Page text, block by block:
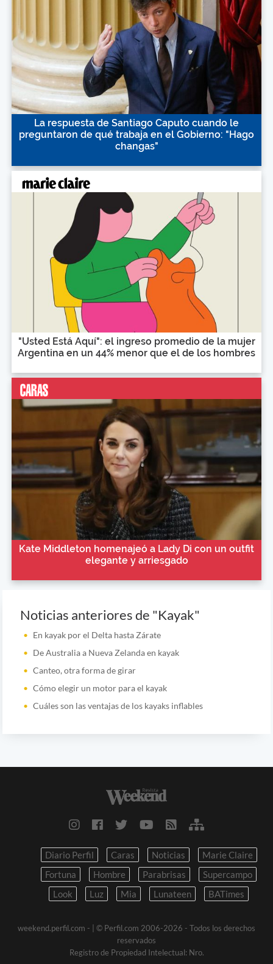
La respuesta de Santiago Caputo cuando le
preguntaron de qué trabaja en el Gobierno: "Hago
changas"
"Usted Está Aquí": el ingreso promedio de la mujer
Argentina en un 44% menor que el de los hombres
Kate Middleton homenajeó a Lady Di con un outfit
elegante y arriesgado
Noticias anteriores de "Kayak"
En kayak por el Delta hasta Zárate
De Australia a Nueva Zelanda en kayak
Canteo, otra forma de girar
Cómo elegir un motor para el kayak
Cuáles son las ventajas de los kayaks inflables
Diario Perfil Caras Noticias
Marie Claire
Fortuna
Hombre Parabrisas
Supercampo
Look
Luz Mia Lunateen BATimes
weekend.perfil.com -
| © Perfil.com 2006-2026 - Todos los derechos
reservados
Registro de Propiedad Intelectual: Nro.